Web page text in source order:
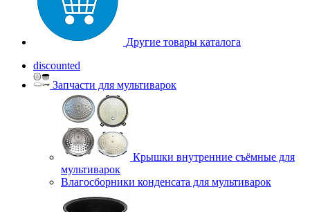
Другие товары каталога
discounted
Запчасти для мультиварок
Крышки внутренние съёмные для
мультиварок
Влагосборники конденсата для мультиварок